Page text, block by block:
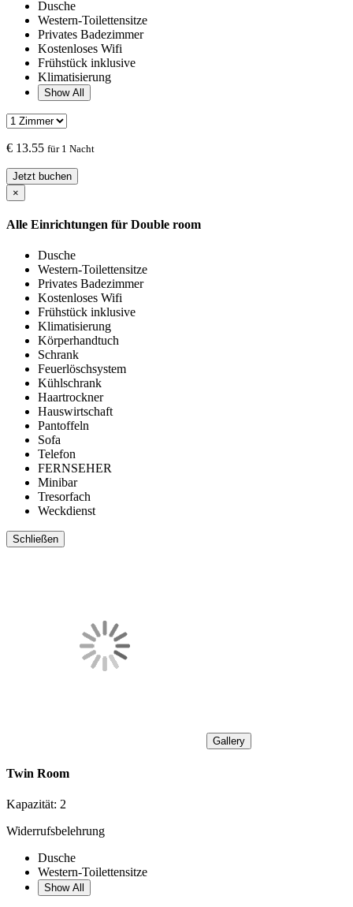
Dusche
Western-Toilettensitze
Privates Badezimmer
Kostenloses Wifi
Frühstück inklusive
Klimatisierung
Show All
€ 13.55 für 1 Nacht
Jetzt buchen
×
Alle Einrichtungen für Double room
Dusche
Western-Toilettensitze
Privates Badezimmer
Kostenloses Wifi
Frühstück inklusive
Klimatisierung
Körperhandtuch
Schrank
Feuerlöschsystem
Kühlschrank
Haartrockner
Hauswirtschaft
Pantoffeln
Sofa
Telefon
FERNSEHER
Minibar
Tresorfach
Weckdienst
Schließen
Gallery
Twin Room
Kapazität: 2
Widerrufsbelehrung
Dusche
Western-Toilettensitze
Show All